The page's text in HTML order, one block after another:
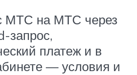
МТС на МТС через
запрос,
платеж и в
— условия и